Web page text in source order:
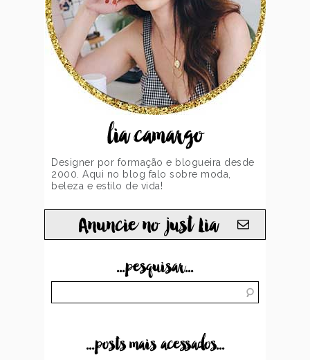
lia camargo
Designer por formação e blogueira desde
2000. Aqui no blog falo sobre moda,
beleza e estilo de vida!
Anuncie no just Lia
...pesquisar...
...posts mais acessados...